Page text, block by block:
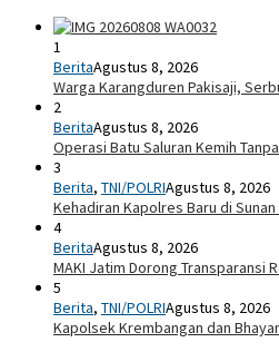
1
BeritaAgustus 8, 2026
Warga Karangduren Pakisaji,
2
BeritaAgustus 8, 2026
Operasi Batu Saluran Kemih
3
Berita, TNI/POLRIAgustus 8, 2026
Kehadiran Kapolres Baru di
4
BeritaAgustus 8, 2026
MAKI Jatim Dorong Transparansi
5
Berita, TNI/POLRIAgustus 8, 2026
Kapolsek Krembangan dan